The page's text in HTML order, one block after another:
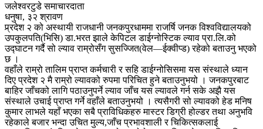
जलेश्वरटुडे समाचारदाता
धनुषा, ३२ श्रावण
प्र्रदेश २ को अस्थायी राजधानी जनकपुरधाममा राजर्षि जनक विश्वविद्यालयको
उपकुलपति(भिसि) डा.भरत झाले केपिटल डाईग्नोस्टिक ल्याव प्रा.लि.को
उद्घाटन गर्दै सो ल्याव राम्रोसँग सुसज्जित(वेल—ईक्वीप्ड) रहेको बताउनु भएको
छ ।
वहाँले राम्रो तालिम प्राप्त कर्मचारी र सहि डाईग्नोसिसमा यस संस्थाले ध्यान
दिए प्रदेश २ मै राम्रो ल्यावको रुपमा परिचित हुने बताउनुभयो । जनकपुरबाट
बाहिर जाँचको लागि पठाउनुपर्ने ल्याव जाँच यस ल्यावले गर्न सके अझै यस
संस्थाले उचाई प्राप्त गर्ने वहाँले बताउनुभयो । त्यसैगरी सो ल्यावको हेड मनिष
कुमार लाभले यहाँ भएका सबै प्राविधिकहरु मास्टर डिग्री होल्डर तथा अनुभवि
रहेकाले बजार भन्दा उचित मुल्य,जाँच प्रभावशाली र चिकित्सकलाई